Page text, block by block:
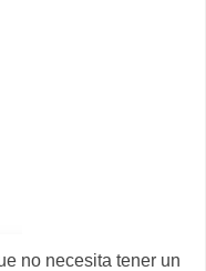
no necesita tener un